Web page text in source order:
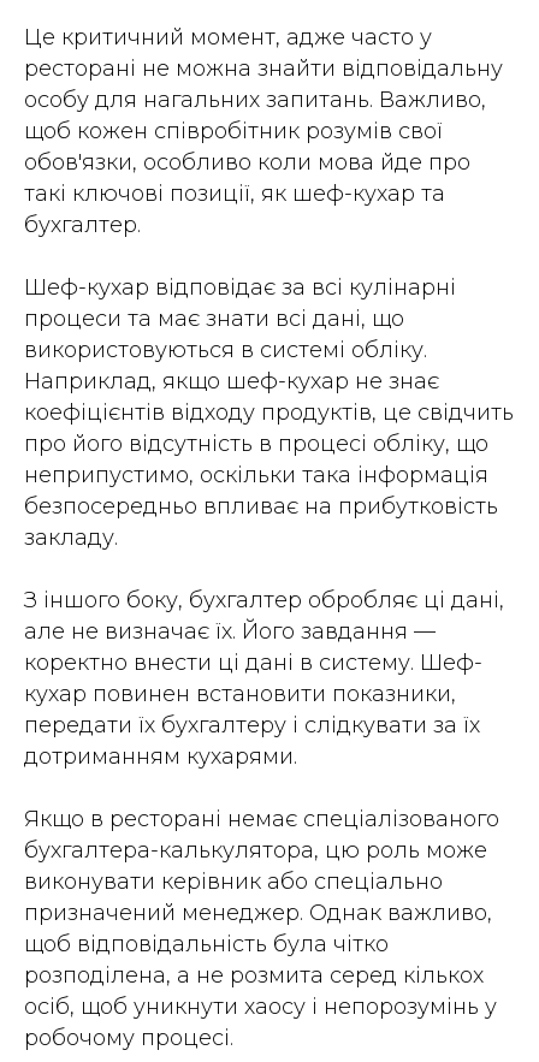
Це критичний момент, адже часто у
ресторані не можна знайти відповідальну
особу для нагальних запитань. Важливо,
щоб кожен співробітник розумів свої
обов'язки, особливо коли мова йде про
такі ключові позиції, як шеф-кухар та
бухгалтер.
Шеф-кухар відповідає за всі кулінарні
процеси та має знати всі дані, що
використовуються в системі обліку.
Наприклад, якщо шеф-кухар не знає
коефіцієнтів відходу продуктів, це свідчить
про його відсутність в процесі обліку, що
неприпустимо, оскільки така інформація
безпосередньо впливає на прибутковість
закладу.
З іншого боку, бухгалтер обробляє ці дані,
але не визначає їх. Його завдання —
коректно внести ці дані в систему. Шеф-
кухар повинен встановити показники,
передати їх бухгалтеру і слідкувати за їх
дотриманням кухарями.
Якщо в ресторані немає спеціалізованого
бухгалтера-калькулятора, цю роль може
виконувати керівник або спеціально
призначений менеджер. Однак важливо,
щоб відповідальність була чітко
розподілена, а не розмита серед кількох
осіб, щоб уникнути хаосу і непорозумінь у
робочому процесі.